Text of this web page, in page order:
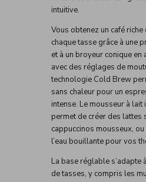
intuitive.
Vous obtenez un café riche
chaque tasse grâce à une
et à un broyeur conique
avec des réglages de
technologie Cold Brew
sans chaleur pour un
intense. Le mousseur à lait
permet de créer des lattes
cappuccinos mousseux,
l’eau bouillante pour vos
La base réglable s’adapte
de tasses, y compris les